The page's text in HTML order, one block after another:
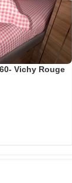
Vichy Rouge